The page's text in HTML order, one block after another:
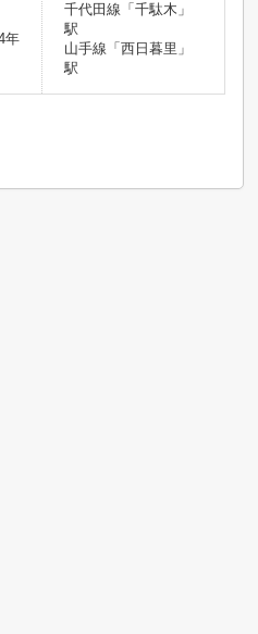
年
千代田線「千駄木」
駅
山手線「西日暮里」
駅